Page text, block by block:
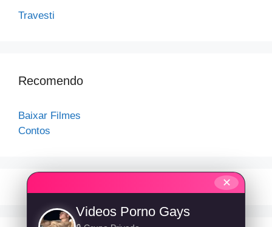
Travesti
Recomendo
Baixar Filmes
Contos
✕
Videos Porno Gays